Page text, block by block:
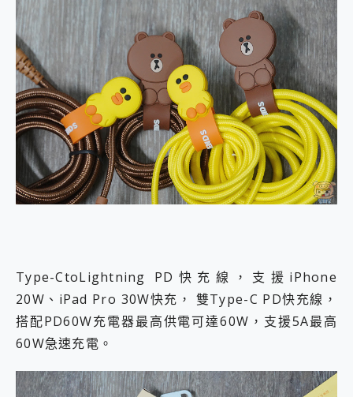
Type-CtoLightning PD快充線，支援iPhone
20W、iPad Pro 30W快充， 雙Type-C PD快充線，
搭配PD60W充電器最高供電可達60W，支援5A最高
60W急速充電。